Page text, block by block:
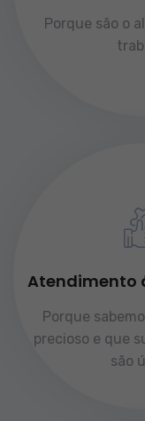
Porque são o
Atendimento
Porque
precioso e que
são